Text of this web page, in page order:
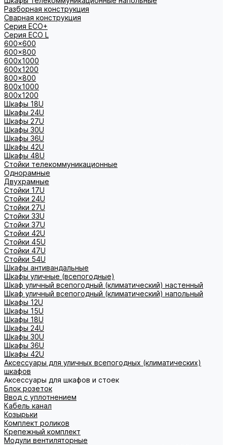
Разборная конструкция
Сварная конструкция
Серия ECO+
Серия ECO L
600x600
600x800
600х1000
600х1200
800x800
800х1000
800х1200
Шкафы 18U
Шкафы 24U
Шкафы 27U
Шкафы 30U
Шкафы 36U
Шкафы 42U
Шкафы 48U
Стойки телекоммуникационные
Однорамные
Двухрамные
Стойки 17U
Стойки 24U
Стойки 27U
Стойки 33U
Стойки 37U
Стойки 42U
Стойки 45U
Стойки 47U
Стойки 54U
Шкафы антивандальные
Шкафы уличные (всепогодные)
Шкаф уличный всепогодный (климатический) настенный
Шкаф уличный всепогодный (климатический) напольный
Шкафы 12U
Шкафы 15U
Шкафы 18U
Шкафы 24U
Шкафы 30U
Шкафы 36U
Шкафы 42U
Аксессуары для уличных всепогодных (климатических)
шкафов
Аксессуары для шкафов и стоек
Блок розеток
Ввод с уплотнением
Кабель канал
Козырьки
Комплект роликов
Крепежный комплект
Модули вентиляторные